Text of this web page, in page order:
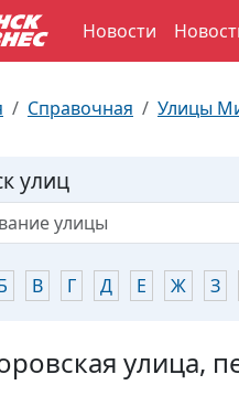
Новости
Справочная Улицы
улиц
В Г Д Е Ж З
улица,